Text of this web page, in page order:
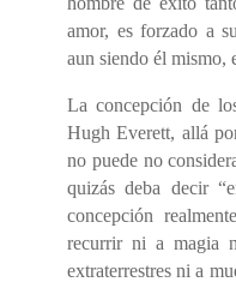
amor, es forzado a
aun siendo él mismo,
La concepción de
Hugh Everett, allá
no puede no
quizás deba decir
concepción
recurrir ni a magia
extraterrestres ni a